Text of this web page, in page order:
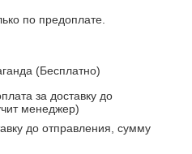
по предоплате.
(Бесплатно)
за доставку до
менеджер)
до отправления, сумму